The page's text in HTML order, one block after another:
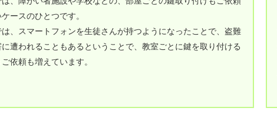
ースのひとつです。
、スマートフォンを生徒さんが持つようになったことで、盗難
遭われることもあるということで、教室ごとに鍵を取り付ける
依頼も増えています。